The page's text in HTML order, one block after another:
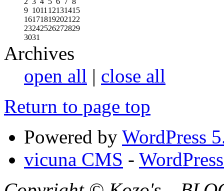
9 101112131415
16171819202122
23242526272829
3031
Archives
open all | close all
Return to page top
Powered by WordPress
vicuna CMS -